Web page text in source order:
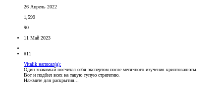
26 Апрель 2022
1,599
90
11 Май 2023
#11
Vitalik написал(а):
Один знакомый посчитал себя экспертом после месячного изучения криптовалюты.
Вот и подбил всех на такую тупую стратегию.
Нажмите для раскрытия...